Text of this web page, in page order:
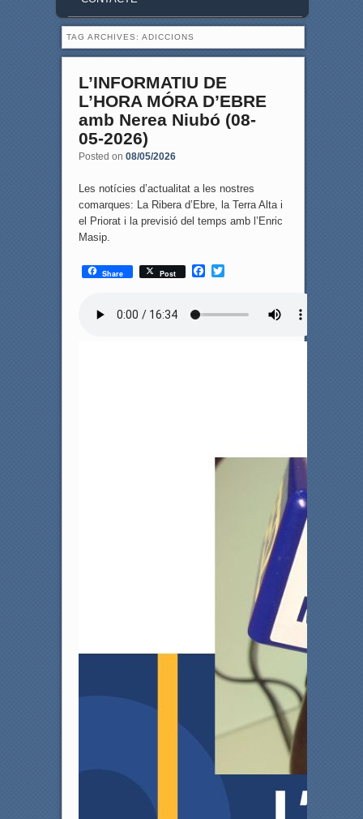
TAG ARCHIVES: ADICCIONS
L’INFORMATIU DE
L’HORA MÓRA D’EBRE
amb Nerea Niubó (08-
05-2026)
Posted on 08/05/2026
Les notícies d’actualitat a les nostres
comarques: La Ribera d’Ebre, la Terra Alta i
el Priorat i la previsió del temps amb l’Enric
Masip.
Share Post
F
T